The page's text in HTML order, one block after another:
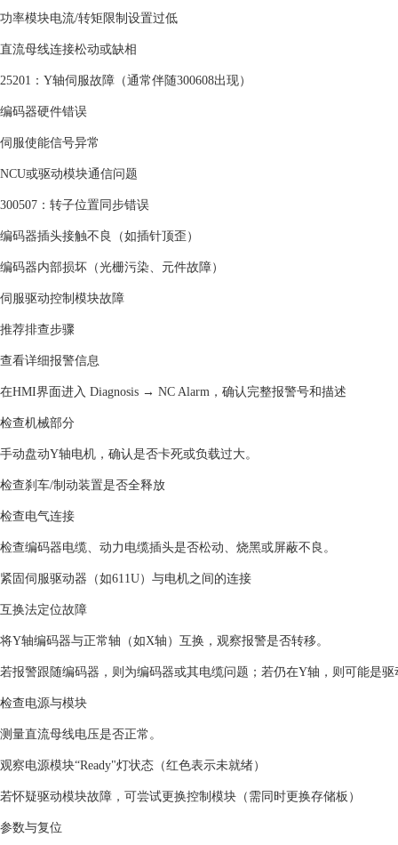
功率模块电流/转矩限制设置过低
直流母线连接松动或缺相
‌25201‌：Y轴伺服故障（通常伴随300608出现）
编码器硬件错误
伺服使能信号异常
NCU或驱动模块通信问题
‌300507‌：转子位置同步错误
编码器插头接触不良（如插针顶歪）
编码器内部损坏（光栅污染、元件故障）
伺服驱动控制模块故障
‌推荐排查步骤‌
‌查看详细报警信息‌
在HMI界面进入 ‌Diagnosis → NC Alarm‌，确认完整报警号和描述 ‌‌
‌检查机械部分‌
手动盘动Y轴电机，确认是否卡死或负载过大。
检查刹车/制动装置是否全释放 ‌‌
‌检查电气连接‌
检查编码器电缆、动力电缆插头是否松动、烧黑或屏蔽不良。
紧固伺服驱动器（如611U）与电机之间的连接 ‌‌
‌互换法定位故障‌
将Y轴编码器与正常轴（如X轴）互换，观察报警是否转移。
若报警跟随编码器，则为编码器或其电缆问题；若仍在Y轴，则可能是
‌检查电源与模块‌
测量直流母线电压是否正常。
观察电源模块“Ready"灯状态（红色表示未就绪）‌‌
若怀疑驱动模块故障，可尝试更换控制模块（需同时更换存储板）‌‌
‌参数与复位‌